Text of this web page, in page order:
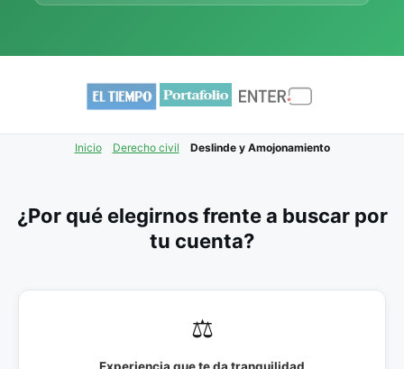
Inicio Derecho civil Deslinde y Amojonamiento
¿Por qué elegirnos frente a buscar por
tu cuenta?
⚖️